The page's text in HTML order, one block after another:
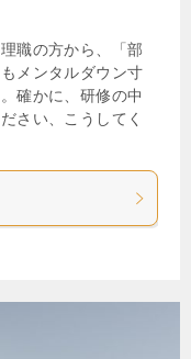
職の方から、「部
メンタルダウン寸
確かに、研修の中
さい、こうしてく